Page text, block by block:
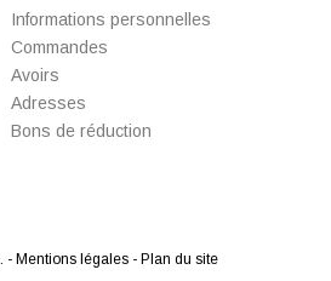
Informations personnelles
Commandes
Avoirs
Adresses
Bons de réduction
- Mentions légales - Plan du site